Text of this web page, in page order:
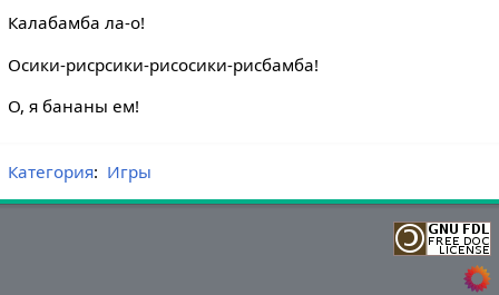
Калабамба ла-о!
Осики-рисрсики-рисосики-рисбамба!
О, я бананы ем!
Категория: Игры